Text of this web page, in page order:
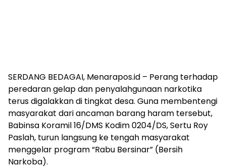
​SERDANG BEDAGAI, Menarapos.id – Perang terhadap
peredaran gelap dan penyalahgunaan narkotika
terus digalakkan di tingkat desa. Guna membentengi
masyarakat dari ancaman barang haram tersebut,
Babinsa Koramil 16/DMS Kodim 0204/DS, Sertu Roy
Paslah, turun langsung ke tengah masyarakat
menggelar program “Rabu Bersinar” (Bersih
Narkoba).